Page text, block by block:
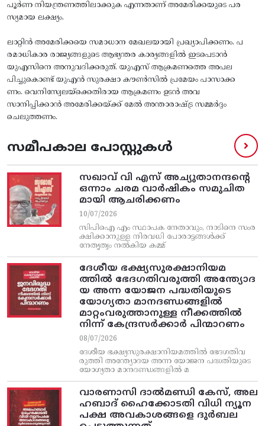
പൂർണ നിയന്ത്രണത്തിലാക്കുക എന്നതാണ് അമേരിക്കയുടെ പര
സ്യമായ ലക്ഷ്യം.
ലാറ്റിൻ അമേരിക്കയെ സമാധാന മേഖലയായി പ്രഖ്യാപിക്കണം. പ
രമാധികാര രാജ്യങ്ങളുടെ ആഭ്യന്തര കാര്യങ്ങളിൽ ഇടപെടാൻ
യുഎസിനെ അനുവദിക്കരുത്. യുഎസ് ആക്രമണത്തെ അപല
പിച്ചുകൊണ്ട് യുഎൻ സുരക്ഷാ കൗൺസിൽ പ്രമേയം പാസാക്ക
ണം. വെനിസ്വേലയ്‌ക്കെതിരായ ആക്രമണം ഉടൻ അവ
സാനിപ്പിക്കാൻ അമേരിക്കയ്ക്ക് മേൽ അന്താരാഷ്ട്ര സമ്മർദ്ദം
ചെലുത്തണം.
സമീപകാല പോസ്റ്റുകൾ
സഖാവ് വി എസ്‌ അച്യുതാനന്ദന്റെ
ഒന്നാം ചരമ വാര്‍ഷികം സമുചിത
മായി ആചരിക്കണം
10/07/2026
സിപിഐ എം സ്ഥാപക നേതാവും, നാടിനെ സംര
ക്ഷിക്കാനുള്ള നിരവധി പോരാട്ടങ്ങള്‍ക്ക്‌
നേതൃത്വം നല്‍കിയ കമ്മ്
ദേശീയ ഭക്ഷ്യസുരക്ഷാനിയമ
ത്തിൽ ഭേദഗതിവരുത്തി അന്ത്യോദ
യ അന്ന യോജന പദ്ധതിയുടെ
യോഗ്യതാ മാനദണ്ഡങ്ങളിൽ
മാറ്റംവരുത്താനുള്ള നീക്കത്തിൽ
നിന്ന്‌ കേന്ദ്രസർക്കാർ പിന്മാറണം
08/07/2026
ദേശീയ ഭക്ഷ്യസുരക്ഷാനിയമത്തിൽ ഭേദഗതിവ
രുത്തി അന്ത്യോദയ അന്ന യോജന പദ്ധതിയുടെ
യോഗ്യതാ മാനദണ്ഡങ്ങളിൽ മ
വാരണാസി ദാൽമണ്ഡി കേസ്, അല
ഹബാദ് ഹൈക്കോടതി വിധി ന്യൂന
പക്ഷ അവകാശങ്ങളെ ദുർബല